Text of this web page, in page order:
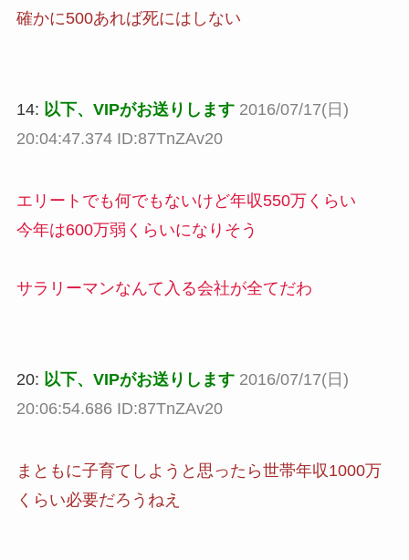
確かに500あれば死にはしない
14: 以下、VIPがお送りします 2016/07/17(日)
20:04:47.374 ID:87TnZAv20
エリートでも何でもないけど年収550万くらい
今年は600万弱くらいになりそう
サラリーマンなんて入る会社が全てだわ
20: 以下、VIPがお送りします 2016/07/17(日)
20:06:54.686 ID:87TnZAv20
まともに子育てしようと思ったら世帯年収1000万
くらい必要だろうねえ